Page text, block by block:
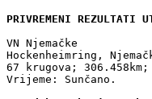
PRIVREMENI REZULTATI
VN Njemačke
Hockenheimring,
67 krugova; 306.458km;
Vrijeme: Sunčano.